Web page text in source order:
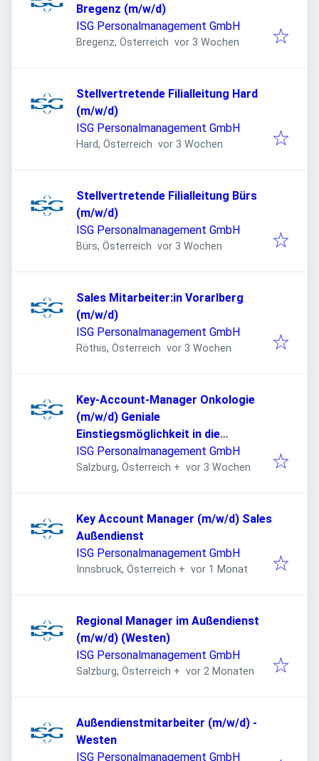
Bregenz (m/w/d)
ISG Personalmanagement GmbH
Bregenz, Österreich Veröffentlicht
vor 3 Wochen
Stellvertretende Filialleitung Hard
(m/w/d)
ISG Personalmanagement GmbH
Hard, Österreich Veröffentlicht
vor 3 Wochen
Stellvertretende Filialleitung Bürs
(m/w/d)
ISG Personalmanagement GmbH
Bürs, Österreich Veröffentlicht
vor 3 Wochen
Sales Mitarbeiter:in Vorarlberg
(m/w/d)
ISG Personalmanagement GmbH
Röthis, Österreich Veröffentlicht
vor 3 Wochen
Key-Account-Manager Onkologie
(m/w/d) Geniale
Einstiegsmöglichkeit in die
Onkologie
ISG Personalmanagement GmbH
Salzburg, Österreich + Veröffentlicht
vor 3 Wochen
Key Account Manager (m/w/d) Sales
Außendienst
ISG Personalmanagement GmbH
Innsbruck, Österreich + Veröffentlicht
vor 1 Monat
Regional Manager im Außendienst
(m/w/d) (Westen)
ISG Personalmanagement GmbH
Salzburg, Österreich + Veröffentlicht:
vor 2 Monaten
Außendienstmitarbeiter (m/w/d) -
Westen
ISG Personalmanagement GmbH